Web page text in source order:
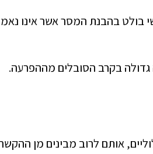
בולט בהבנת המסר אשר אינו
בקרב הסובלים מההפרעה.
אותם לרוב מבינים מן